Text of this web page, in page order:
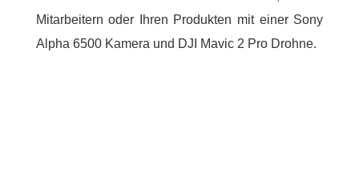
Mitarbeitern oder Ihren Produkten mit einer Sony
Alpha 6500 Kamera und DJI Mavic 2 Pro Drohne.